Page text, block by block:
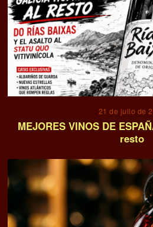
21 de julio de
MEJORES VINOS DE
resto